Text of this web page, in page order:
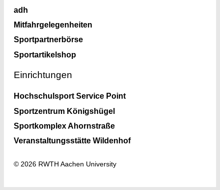
adh
Mitfahrgelegenheiten
Sportpartnerbörse
Sportartikelshop
Einrichtungen
Hochschulsport Service Point
Sportzentrum Königshügel
Sportkomplex Ahornstraße
Veranstaltungsstätte Wildenhof
© 2026 RWTH Aachen University